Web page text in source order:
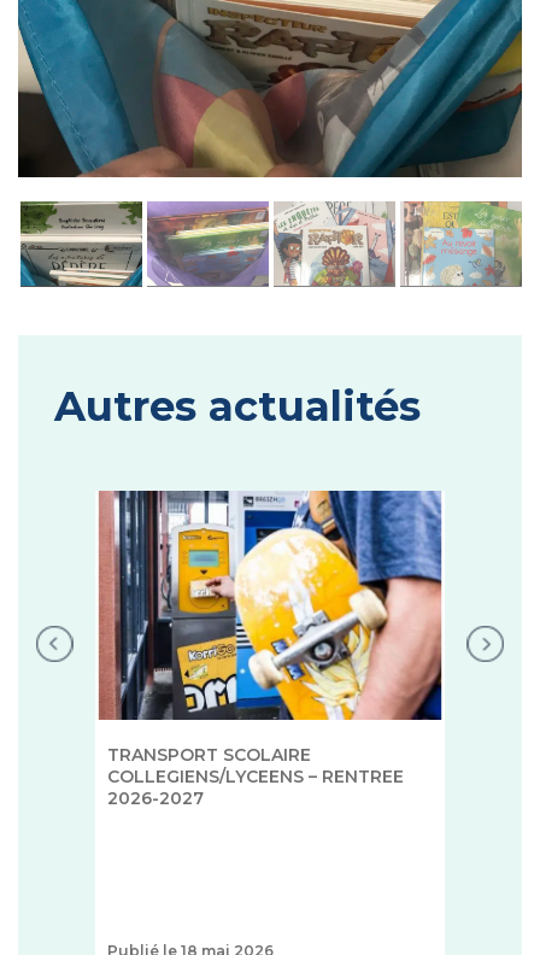
Autres actualités
TRANSPORT SCOLAIRE
COLLEGIENS/LYCEENS – RENTREE
2026-2027
Publié le 18 mai 2026